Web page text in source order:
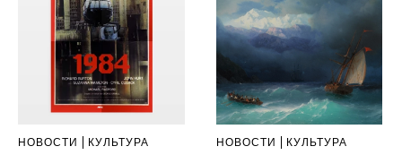
НОВОСТИ КУЛЬТУРА НОВОСТИ КУЛЬТУРА